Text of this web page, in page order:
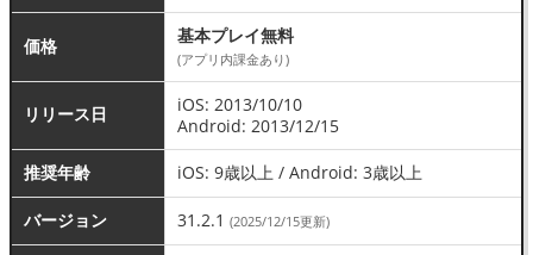
価格 基本プレイ無料
(アプリ内課金あり)
リリース日
iOS: 2013/10/10
Android: 2013/12/15
推奨年齢 iOS: 9歳以上 / Android: 3歳以上
バージョン 31.2.1 (2025/12/15更新)